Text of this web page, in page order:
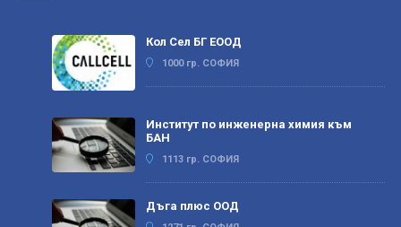
Кол Сел БГ ЕООД
1000 гр. СОФИЯ
Институт по инженерна химия към
БАН
1113 гр. СОФИЯ
Дъга плюс ООД